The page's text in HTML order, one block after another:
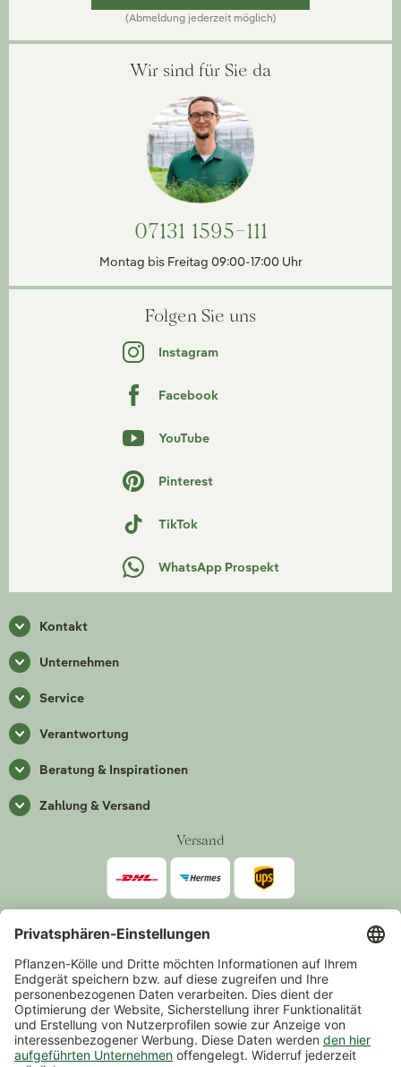
(Abmeldung jederzeit möglich)
Wir sind für Sie da
07131 1595-111
Montag bis Freitag 09:00-17:00 Uhr
Folgen Sie uns
Instagram
Facebook
YouTube
Pinterest
TikTok
WhatsApp Prospekt
Kontakt
Unternehmen
Service
Verantwortung
Beratung & Inspirationen
Zahlung & Versand
Versand
*Alle Preise inkl. gesetzlicher Mehrwertsteuer zzgl.Versand
Mindestbestellwert 14,90 €, ausgenommen sind Gutscheine und
Events.